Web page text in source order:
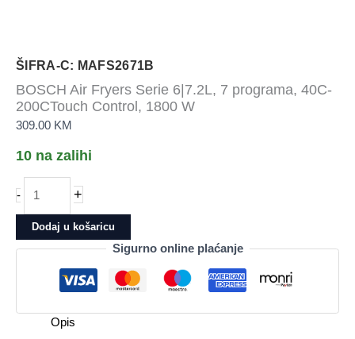
ŠIFRA-C: MAFS2671B
BOSCH Air Fryers Serie 6|7.2L, 7 programa, 40C-
200CTouch Control, 1800 W
309.00 KM
10 na zalihi
-
Air
Fryers
Serie
programa,
40C-
200CTouch
+
Dodaj u košaricu
Sigurno online plaćanje
Opis